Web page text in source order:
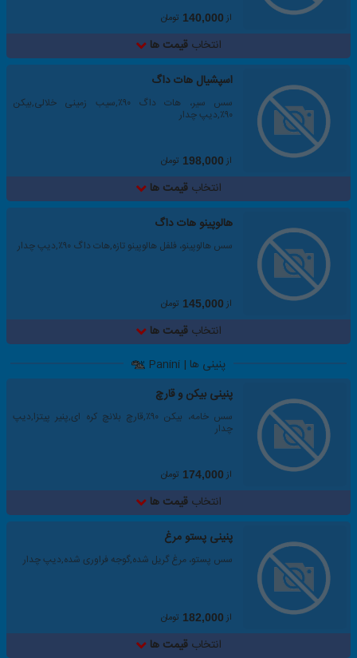
از140,000 تومان
انتخاب قیمت ها
اسپشیال هات داگ
سس سیر، هات داگ ۹۰٪,سیب زمینی خلالی,بیکن
۹۰٪,دیپ چدار
از198,000 تومان
انتخاب قیمت ها
هالوپینو هات داگ
سس هالوپینو، فلفل هالوپینو تازه,هات داگ ۹۰٪,دیپ چدار
از145,000 تومان
انتخاب قیمت ها
پنینی ها | Panini
پنینی بیکن و قارچ
سس خامه، بیکن ۹۰٪,قارچ بلانچ کره ای,پنیر پیتزا,دیپ
چدار
از174,000 تومان
انتخاب قیمت ها
پنینی پستو مرغ
سس پستو، مرغ گریل شده,گوجه فراوری شده,دیپ چدار
از182,000 تومان
انتخاب قیمت ها